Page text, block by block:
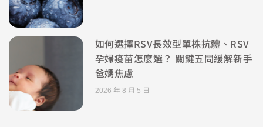
如何選擇RSV長效型單株抗體、RSV
孕婦疫苗怎麼選？ 關鍵五問緩解新手
爸媽焦慮
2026 年 8 月 5 日